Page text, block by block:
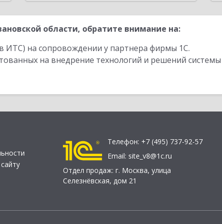
области, обратите внимание на:
ИТС) на сопровождении у партнера фирмы 1С.
на внедрение технологий и решений
Телефон: +7 (495) 737-92-57
Email: site_v8@1c.ru
Отдел продаж: г. Москва, улица
Селезнёвская, дом 21